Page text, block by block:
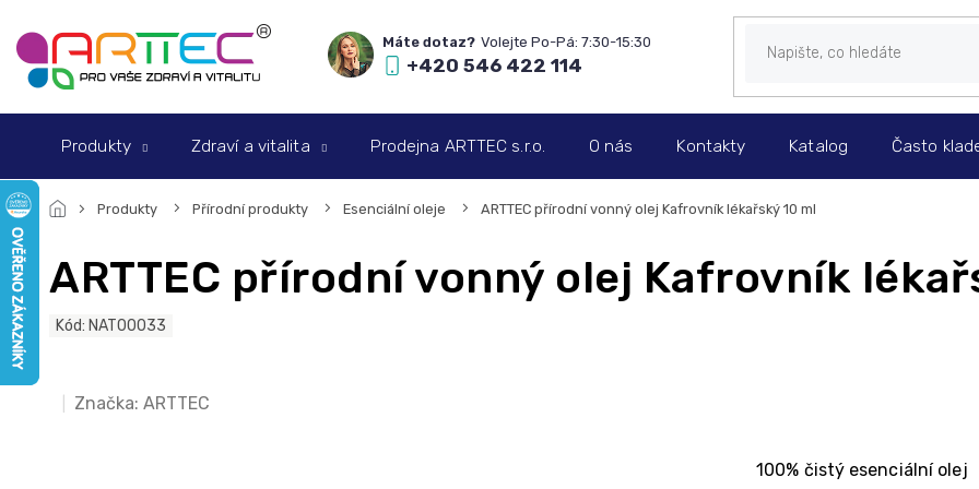
na
obsah
+420 546 422 114
Produkty Zdraví a vitalita Prodejna ARTTEC s.r.o. O nás Kontakty Katalog Často
Produkty Přírodní produkty Esenciální oleje ARTTEC přírodní vonný olej Kafrovník lékařský 10 ml
ARTTEC přírodní vonný olej Kafrovník
Kód: NAT00033
Značka: ARTTEC
100% čistý esenciální olej